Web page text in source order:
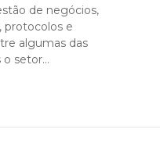
de negócios,
protocolos e
algumas das
o setor…